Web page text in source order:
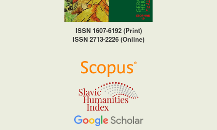
ISSN 1607-6192 (Print)
ISSN 2713-2226 (Online)